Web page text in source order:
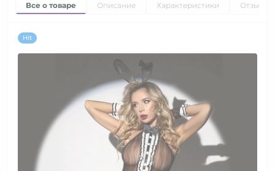
Все о товаре Описание Характеристики Отзывы
Hit